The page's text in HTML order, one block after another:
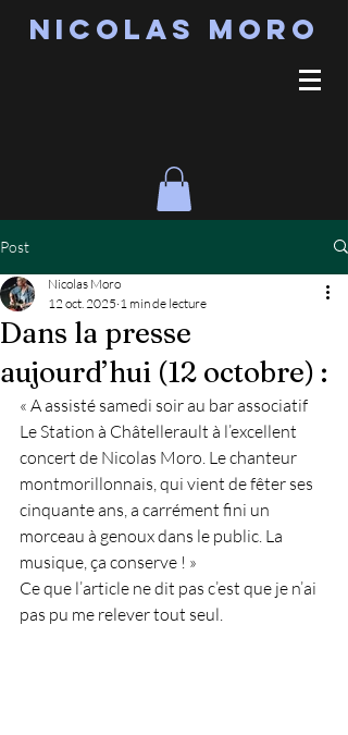
Nicolas MORO
Post
Dans la presse
aujourd’hui (12 octobre) :
Nicolas Moro
12 oct. 2025 1 min de lecture
« A assisté samedi soir au bar associatif
Le Station à Châtellerault à l’excellent
concert de Nicolas Moro. Le chanteur
montmorillonnais, qui vient de fêter ses
cinquante ans, a carrément fini un
morceau à genoux dans le public. La
musique, ça conserve ! »
Ce que l’article ne dit pas c’est que je n’ai
pas pu me relever tout seul.